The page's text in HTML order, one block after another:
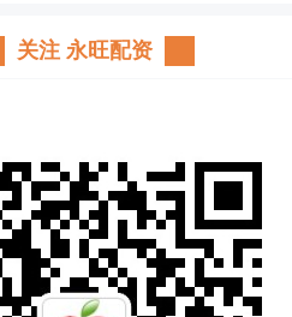
关注 永旺配资